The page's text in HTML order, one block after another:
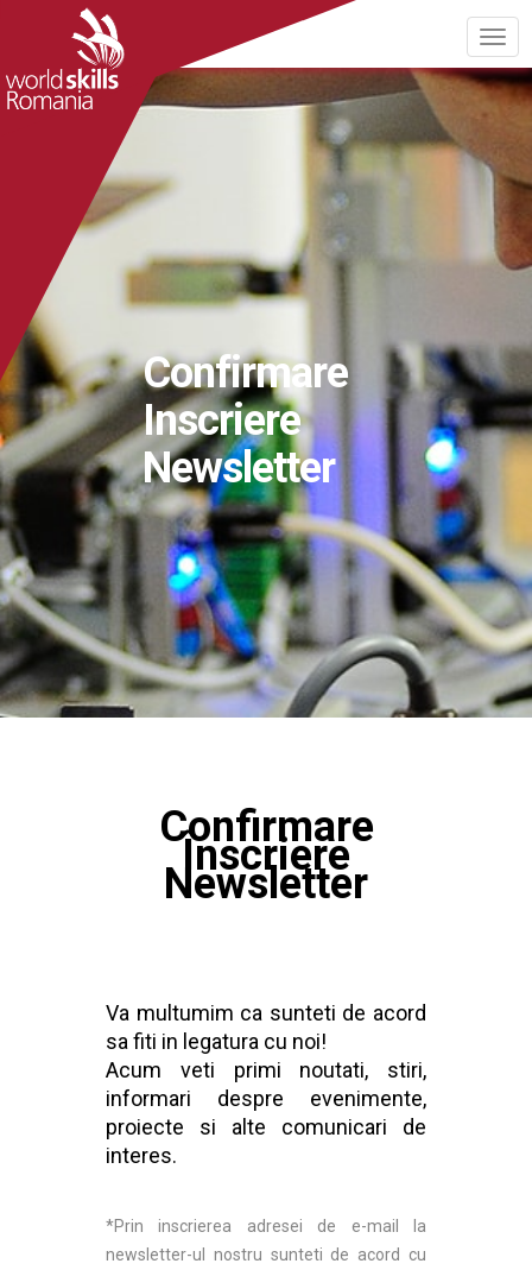
Confirmare
Inscriere
Newsletter
Confirmare
Înscriere
Newsletter
Va multumim ca sunteti de acord
sa fiti in legatura cu noi!
Acum veti primi noutati, stiri,
informari despre evenimente,
proiecte si alte comunicari de
interes.
*Prin inscrierea adresei de e-mail la
newsletter-ul nostru sunteti de acord cu